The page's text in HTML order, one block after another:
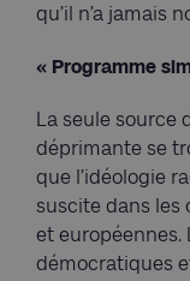
qu’il n’a jamais
« Programme
La seule source
déprimante se
que l’idéologie
suscite dans les
et européennes.
démocratiques